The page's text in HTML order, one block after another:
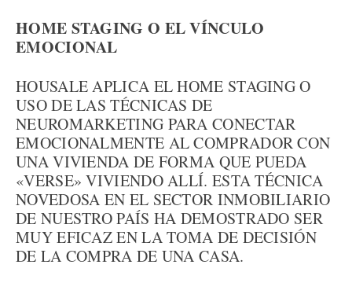
HOME STAGING O EL VÍNCULO
EMOCIONAL
HOUSALE APLICA EL HOME STAGING O
USO DE LAS TÉCNICAS DE
NEUROMARKETING PARA CONECTAR
EMOCIONALMENTE AL COMPRADOR CON
UNA VIVIENDA DE FORMA QUE PUEDA
«VERSE» VIVIENDO ALLÍ. ESTA TÉCNICA
NOVEDOSA EN EL SECTOR INMOBILIARIO
DE NUESTRO PAÍS HA DEMOSTRADO SER
MUY EFICAZ EN LA TOMA DE DECISIÓN
DE LA COMPRA DE UNA CASA.